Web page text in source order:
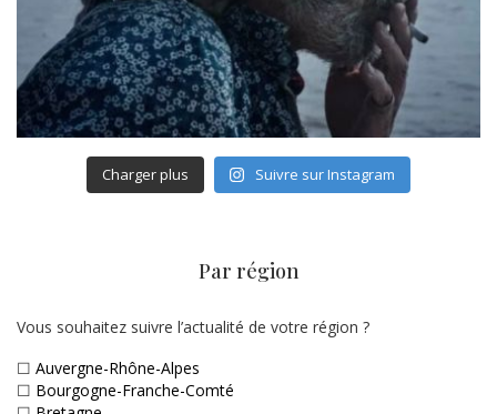
Charger plus Suivre sur Instagram
Par région
Vous souhaitez suivre l’actualité de votre région ?
☐ Auvergne-Rhône-Alpes
☐ Bourgogne-Franche-Comté